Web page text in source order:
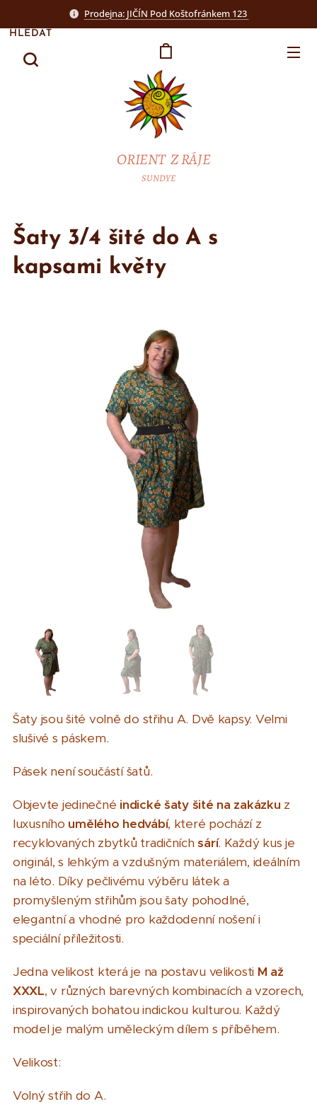
Prodejna: JIČÍN Pod Koštofránkem 123
ORIENT Z RÁJE
SUNDYE
HLEDAT
Šaty 3/4 šité do A s
kapsami květy
Šaty jsou šité volně do střihu A. Dvě kapsy. Velmi
slušivé s páskem.
Pásek není součástí šatů.
Objevte jedinečné indické šaty šité na zakázku z
luxusního umělého hedvábí, které pochází z
recyklovaných zbytků tradičníchsárí. Každý kus je
originál, s lehkým a vzdušným materiálem, ideálním
na léto. Díky pečlivému výběru látek a
promyšleným střihům jsou šaty pohodlné,
elegantní a vhodné pro každodenní nošení i
speciální příležitosti.
Jedna velikost která je na postavu velikosti M až
XXXL, v různých barevných kombinacích a vzorech,
inspirovaných bohatou indickou kulturou. Každý
model je malým uměleckým dílem s příběhem.
Velikost:
Volný střih do A.